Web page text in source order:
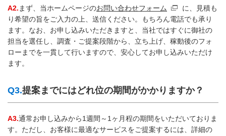
A2.まず、当ホームページのお問い合わせフォーム
に、見積も
り希望の旨をご入力の上、送信ください。もちろん電話でも承り
ます。なお、お申し込みいただきますと、当社ではすぐに御社の
担当を選任し、調査・ご提案段階から、立ち上げ、稼動後のフォ
ローまでを一貫して行いますので、安心してお申し込みいただけ
ます。
Q3.提案までにはどれ位の期間がかかりますか？
A3.通常お申し込みから1週間～1ヶ月程の期間をいただいておりま
す。ただし、お客様に最適なサービスをご提案するには、詳細の